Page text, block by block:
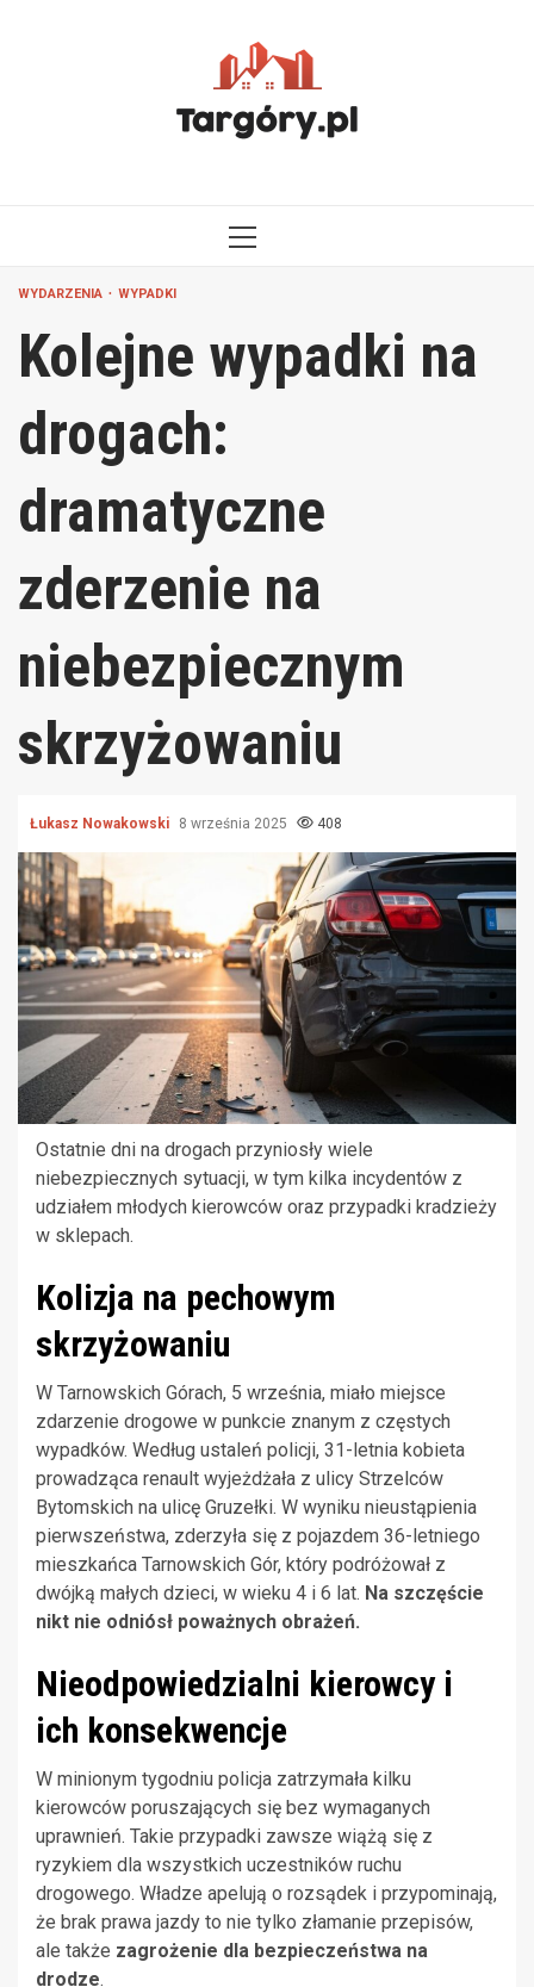
MENU
WYDARZENIA WYPADKI
Kolejne wypadki na
drogach:
dramatyczne
zderzenie na
niebezpiecznym
skrzyżowaniu
Łukasz Nowakowski 8 września 2025 408
Ostatnie dni na drogach przyniosły wiele
niebezpiecznych sytuacji, w tym kilka incydentów z
udziałem młodych kierowców oraz przypadki kradzieży
w sklepach.
Kolizja na pechowym
skrzyżowaniu
W Tarnowskich Górach, 5 września, miało miejsce
zdarzenie drogowe w punkcie znanym z częstych
wypadków. Według ustaleń policji, 31-letnia kobieta
prowadząca renault wyjeżdżała z ulicy Strzelców
Bytomskich na ulicę Gruzełki. W wyniku nieustąpienia
pierwszeństwa, zderzyła się z pojazdem 36-letniego
mieszkańca Tarnowskich Gór, który podróżował z
dwójką małych dzieci, w wieku 4 i 6 lat. Na szczęście
nikt nie odniósł poważnych obrażeń.
Nieodpowiedzialni kierowcy i
ich konsekwencje
W minionym tygodniu policja zatrzymała kilku
kierowców poruszających się bez wymaganych
uprawnień. Takie przypadki zawsze wiążą się z
ryzykiem dla wszystkich uczestników ruchu
drogowego. Władze apelują o rozsądek i przypominają,
że brak prawa jazdy to nie tylko złamanie przepisów,
ale także zagrożenie dla bezpieczeństwa na
drodze.